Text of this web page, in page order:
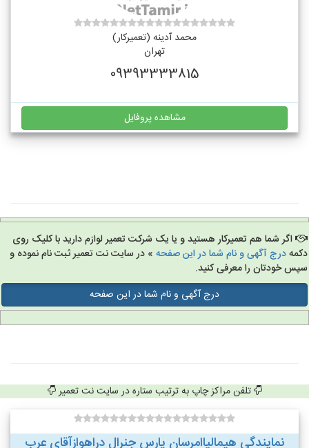
محمد آدینه (تعمیرکار)
تهران
09393333815
مشاهده پروفایل
اگر شما هم تعمیرکار هستید و یا یک شرکت تعمیر لوازم دارید با کلیک روی
درج آگهی و نام شما در این صفحه» در سایت نت تعمیر ثبت نام نموده و
خودتان را معرفی کنید.
درج آگهی و نام شما در این صفحه
تلفن مراکز چاپ به ترتیب ستاره در سایت نت تعمیر
نمایندگی هیمالیاامرسان پارس جنرال دراهوازآقای عرب